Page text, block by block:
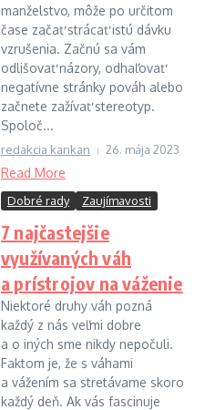
manželstvo, môže po určitom
čase začať strácať istú dávku
vzrušenia. Začnú sa vám
odlišovať názory, odhaľovať
negatívne stránky pováh alebo
začnete zažívať stereotyp.
Spoloč...
redakcia kankan 26. mája 2023
Read More
Dobré rady Zaujímavosti
7 najčastejšie
využívaných váh
a prístrojov na váženie
Niektoré druhy váh pozná
každý z nás veľmi dobre
a o iných sme nikdy nepočuli.
Faktom je, že s váhami
a vážením sa stretávame skoro
každý deň. Ak vás fascinuje